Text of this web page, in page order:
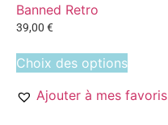
Banned Retro
39,00 €
Choix des options
Ajouter à mes favoris